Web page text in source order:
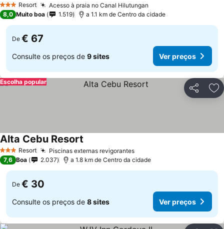
3 EstrelasResort Acesso à praia no Canal Hilutungan
8,0 Muito boa 1.519 a 1.1 km de Centro da cidade
De € 67
Consulte os preços de 9 sites Ver preços
Partilhar
Escolha popular
3 EstrelasResort Piscinas externas revigorantesVer preços
Alta Cebu Resort
7,6 Boa 2.037 a 1.8 km de Centro da cidade
De € 30
Consulte os preços de 8 sites Ver preços